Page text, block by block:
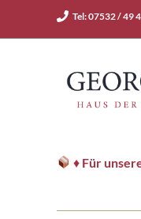
Tel: 07532 / 49
♦ Für